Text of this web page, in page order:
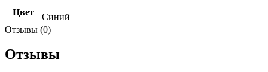
Цвет
Синий
Отзывы (0)
Отзывы